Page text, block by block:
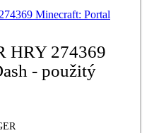
HRY 274369
- použitý